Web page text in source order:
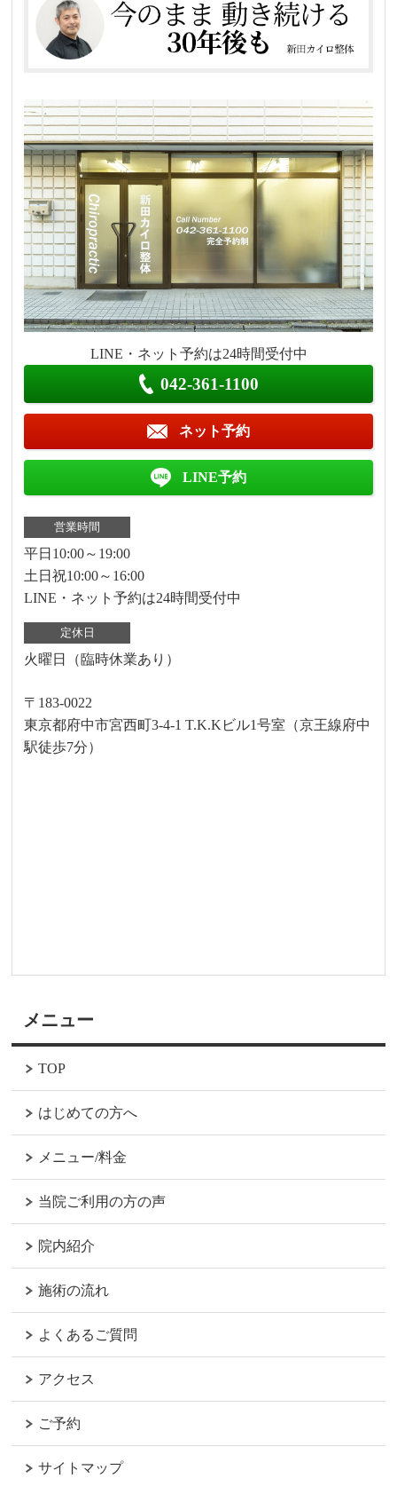
LINE・ネット予約は24時間受付中
042-361-1100
ネット予約
LINE予約
営業時間
平日10:00～19:00
土日祝10:00～16:00
LINE・ネット予約は24時間受付中
定休日
火曜日（臨時休業あり）
〒183-0022
東京都府中市宮西町3-4-1 T.K.Kビル1号室（京王線府中
駅徒歩7分）
メニュー
TOP
はじめての方へ
メニュー/料金
当院ご利用の方の声
院内紹介
施術の流れ
よくあるご質問
アクセス
ご予約
サイトマップ